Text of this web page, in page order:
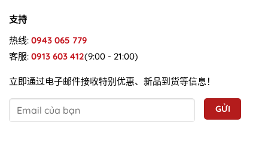
支持
热线: 0943 065 779
客服: 0913 603 412(9:00 - 21:00)
立即通过电子邮件接收特别优惠、新品到货等信息！